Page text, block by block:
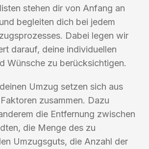
stehen dir von Anfang an
begleiten dich bei jedem
Dabei legen wir
darauf, deine individuellen
Wünsche zu berücksichtigen.
Umzug setzen sich aus
zusammen. Dazu
die Entfernung zwischen
die Menge des zu
Umzugsguts, die Anzahl der